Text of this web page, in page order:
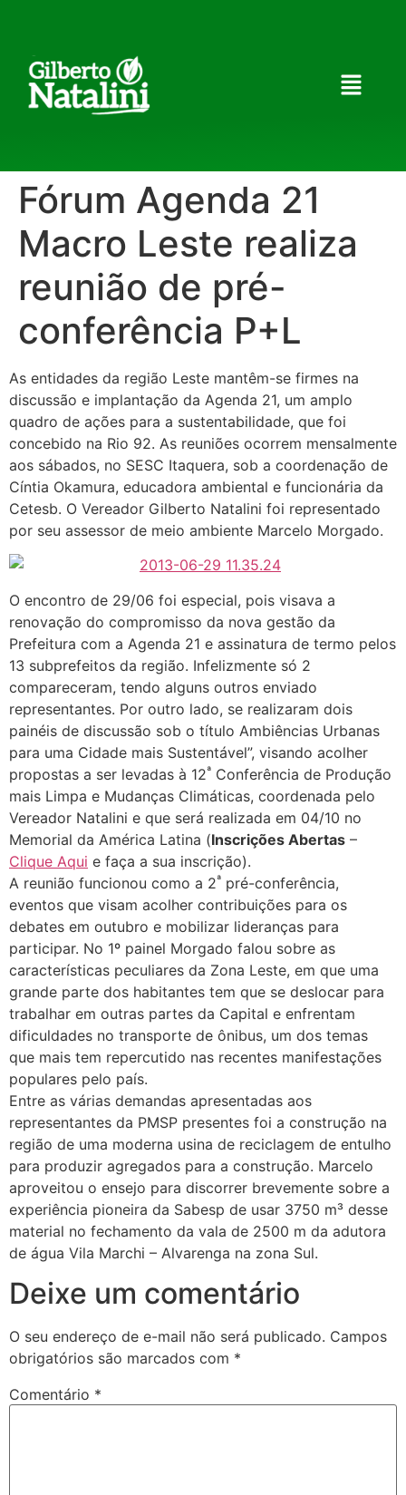
Fórum Agenda 21
Macro Leste realiza
reunião de pré-
conferência P+L
As entidades da região Leste mantêm-se firmes na
discussão e implantação da Agenda 21, um amplo
quadro de ações para a sustentabilidade, que foi
concebido na Rio 92. As reuniões ocorrem mensalmente
aos sábados, no SESC Itaquera, sob a coordenação de
Cíntia Okamura, educadora ambiental e funcionária da
Cetesb. O Vereador Gilberto Natalini foi representado
por seu assessor de meio ambiente Marcelo Morgado.
O encontro de 29/06 foi especial, pois visava a
renovação do compromisso da nova gestão da
Prefeitura com a Agenda 21 e assinatura de termo pelos
13 subprefeitos da região. Infelizmente só 2
compareceram, tendo alguns outros enviado
representantes. Por outro lado, se realizaram dois
painéis de discussão sob o título Ambiências Urbanas
para uma Cidade mais Sustentável”, visando acolher
propostas a ser levadas à 12ª Conferência de Produção
mais Limpa e Mudanças Climáticas, coordenada pelo
Vereador Natalini e que será realizada em 04/10 no
Memorial da América Latina (Inscrições Abertas –
Clique Aqui e faça a sua inscrição).
A reunião funcionou como a 2ª pré-conferência,
eventos que visam acolher contribuições para os
debates em outubro e mobilizar lideranças para
participar. No 1º painel Morgado falou sobre as
características peculiares da Zona Leste, em que uma
grande parte dos habitantes tem que se deslocar para
trabalhar em outras partes da Capital e enfrentam
dificuldades no transporte de ônibus, um dos temas
que mais tem repercutido nas recentes manifestações
populares pelo país.
Entre as várias demandas apresentadas aos
representantes da PMSP presentes foi a construção na
região de uma moderna usina de reciclagem de entulho
para produzir agregados para a construção. Marcelo
aproveitou o ensejo para discorrer brevemente sobre a
experiência pioneira da Sabesp de usar 3750 m³ desse
material no fechamento da vala de 2500 m da adutora
de água Vila Marchi – Alvarenga na zona Sul.
Deixe um comentário
O seu endereço de e-mail não será publicado. Campos
obrigatórios são marcados com *
Comentário *